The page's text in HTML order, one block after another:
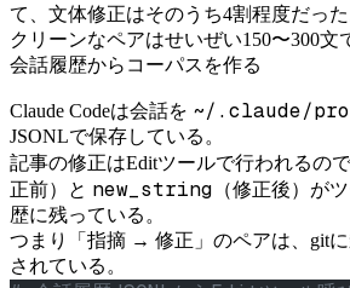
て、文体修正はそのうち4割程度だった
クリーンなペアはせいぜい150〜300文
会話履歴からコーパスを作る
Claude Codeは会話を ~/.claude/
JSONLで保存している。
記事の修正はEditツールで行われるので
正前）と new_string （修正後）が
歴に残っている。
つまり「指摘 → 修正」のペアは、git
されている。